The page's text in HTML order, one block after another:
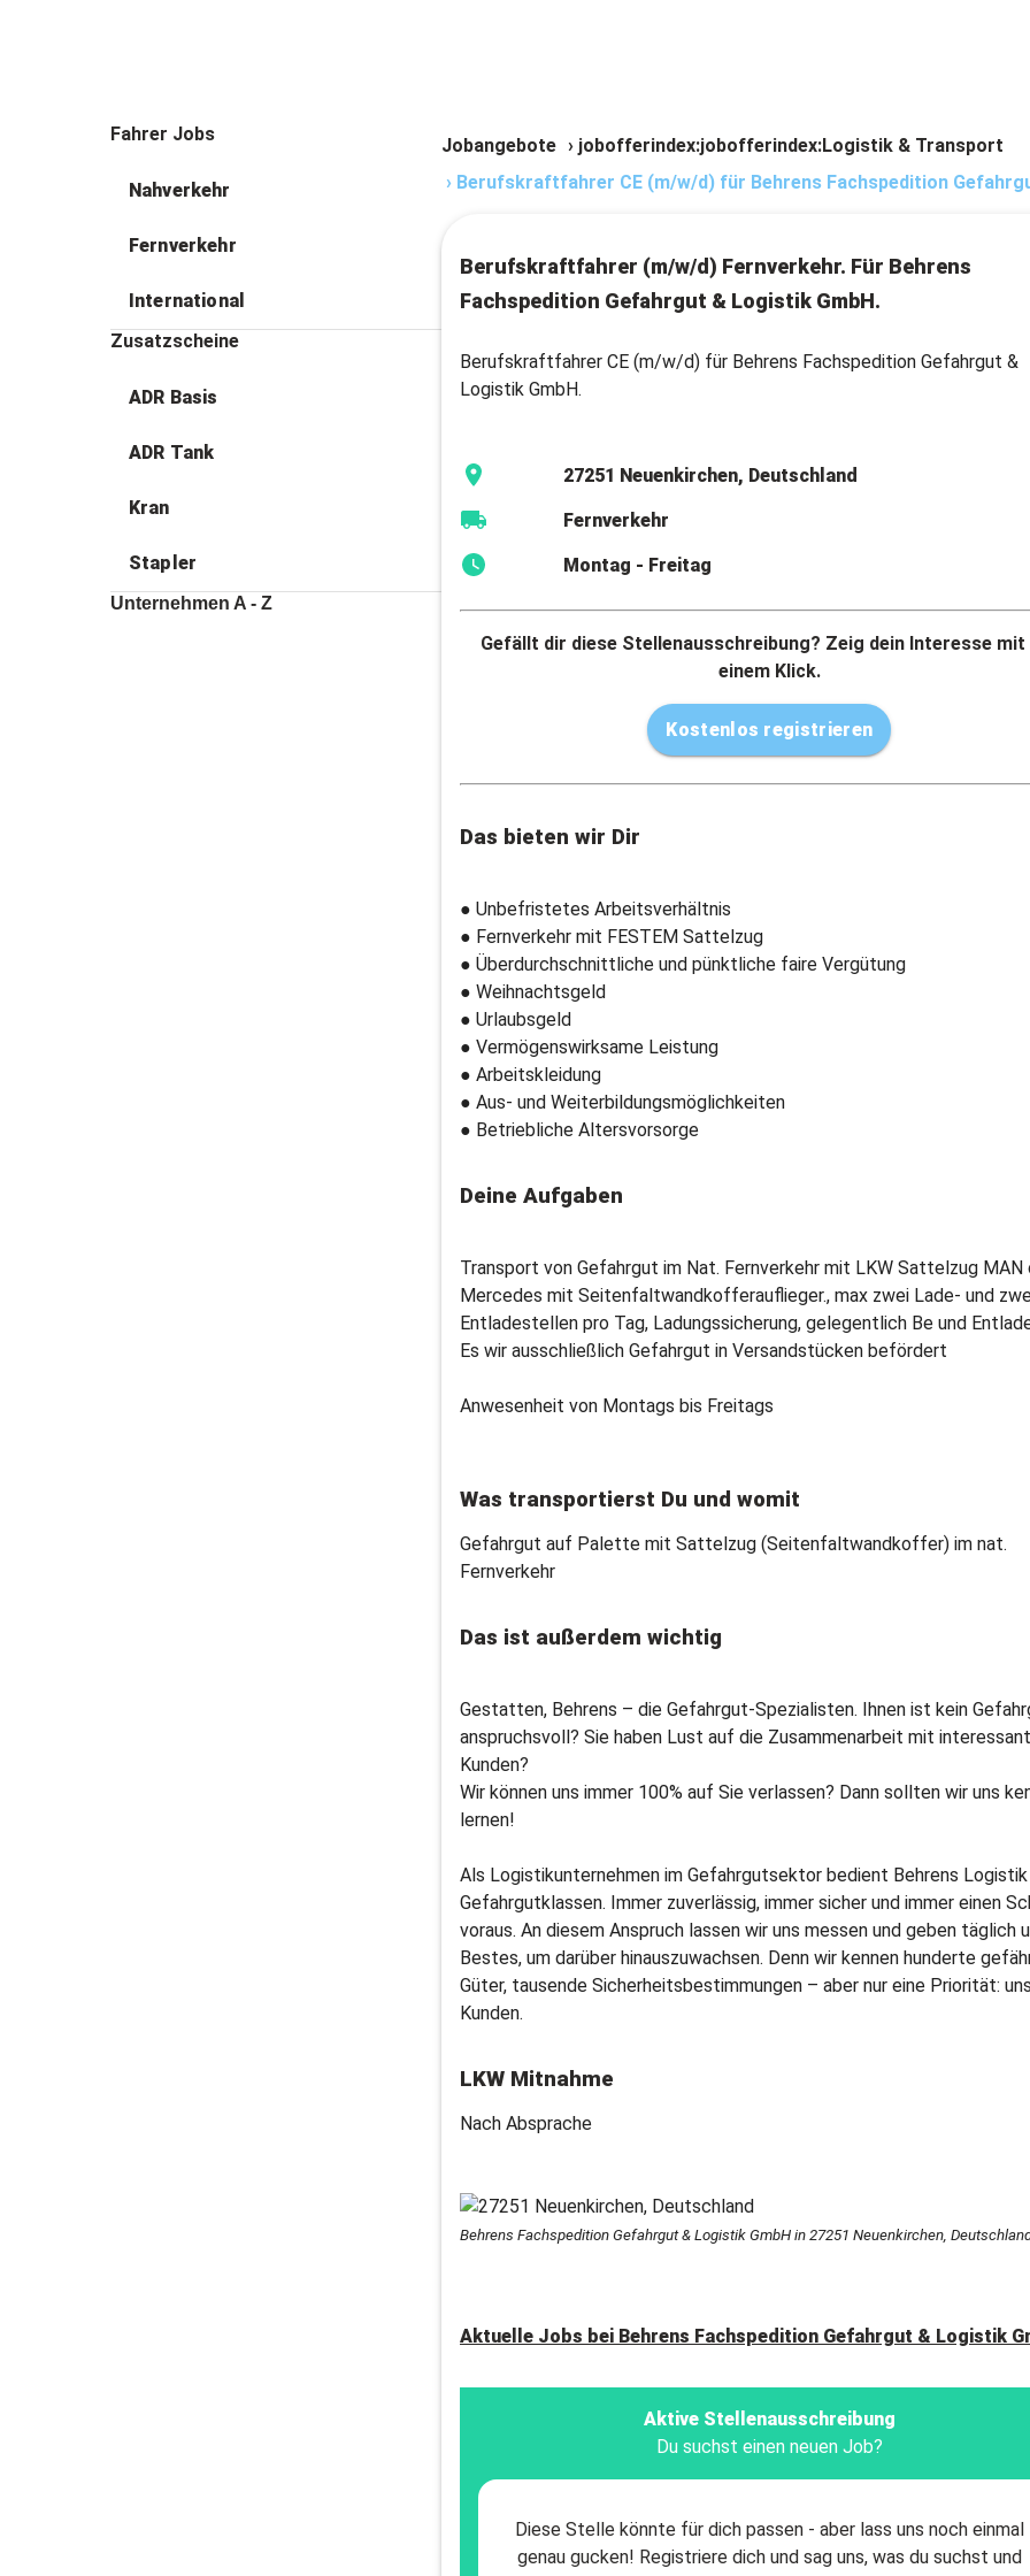
Fahrer Jobs
Nahverkehr
Fernverkehr
International
Zusatzscheine
ADR Basis
ADR Tank
Kran
Stapler
Unternehmen A - Z
Jobangebote › jobofferindex:jobofferindex:Logistik & Transport
› Berufskraftfahrer CE (m/w/d) für Behrens Fachspedition
Berufskraftfahrer (m/w/d) Fernverkehr. Für Behrens
Fachspedition Gefahrgut & Logistik GmbH.
Berufskraftfahrer CE (m/w/d) für Behrens Fachspedition Gefahrgut &
Logistik GmbH.
27251 Neuenkirchen, Deutschland
Fernverkehr
Montag - Freitag
Gefällt dir diese Stellenausschreibung? Zeig dein Interesse mit
einem Klick.
Kostenlos registrieren
Das bieten wir Dir
● Unbefristetes Arbeitsverhältnis
● Fernverkehr mit FESTEM Sattelzug
● Überdurchschnittliche und pünktliche faire Vergütung
● Weihnachtsgeld
● Urlaubsgeld
● Vermögenswirksame Leistung
● Arbeitskleidung
● Aus- und Weiterbildungsmöglichkeiten
● Betriebliche Altersvorsorge
Deine Aufgaben
Transport von Gefahrgut im Nat. Fernverkehr mit LKW Sattelzug MAN
Mercedes mit Seitenfaltwandkofferauflieger., max zwei Lade- und
Entladestellen pro Tag, Ladungssicherung, gelegentlich Be und
Es wir ausschließlich Gefahrgut in Versandstücken befördert
Anwesenheit von Montags bis Freitags
Was transportierst Du und womit
Gefahrgut auf Palette mit Sattelzug (Seitenfaltwandkoffer) im nat.
Fernverkehr
Das ist außerdem wichtig
Gestatten, Behrens – die Gefahrgut-Spezialisten. Ihnen ist kein
anspruchs­voll? Sie haben Lust auf die Zusammen­arbeit mit
Kunden?
Wir können uns immer 100% auf Sie verlassen? Dann sollten wir uns
lernen!
Als Logistikunternehmen im Gefahrgutsektor bedient Behrens
Gefahrgut­klassen. Immer zuverlässig, immer sicher und immer einen
voraus. An diesem Anspruch lassen wir uns messen und geben täglich
Bestes, um darüber hinaus­zuwachsen. Denn wir kennen hunderte
Güter, tausende Sicherheits­bestimmungen – aber nur eine Priorität:
Kunden.
LKW Mitnahme
Nach Absprache
Behrens Fachspedition Gefahrgut & Logistik GmbH in 27251 Neuenkirchen,
Aktuelle Jobs bei Behrens Fachspedition Gefahrgut & Logistik
Aktive Stellenausschreibung
Du suchst einen neuen Job?
Diese Stelle könnte für dich passen - aber lass uns noch einmal
genau gucken! Registriere dich und sag uns, was du suchst und